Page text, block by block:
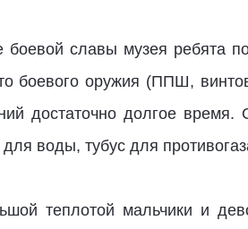
боевой славы музея ребята
то боевого оружия (ППШ,
достаточно долгое время.
воды, тубус для
теплотой мальчики и